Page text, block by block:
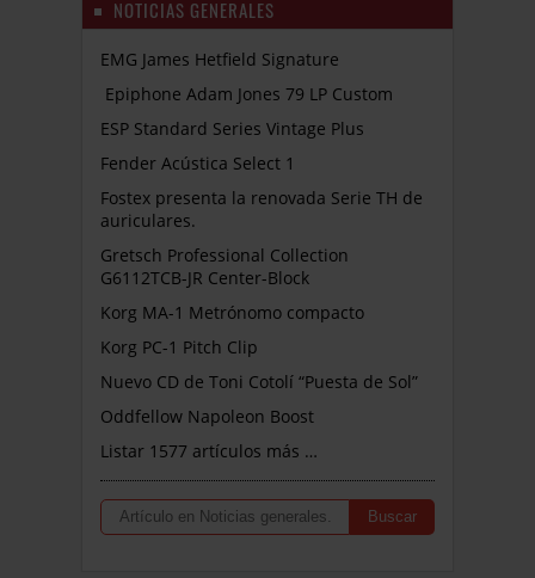
NOTICIAS GENERALES
EMG James Hetfield Signature
Epiphone Adam Jones 79 LP Custom
ESP Standard Series Vintage Plus
Fender Acústica Select 1
Fostex presenta la renovada Serie TH de
auriculares.
Gretsch Professional Collection
G6112TCB-JR Center-Block
Korg MA-1 Metrónomo compacto
Korg PC-1 Pitch Clip
Nuevo CD de Toni Cotolí “Puesta de Sol”
Oddfellow Napoleon Boost
Listar 1577 artículos más …